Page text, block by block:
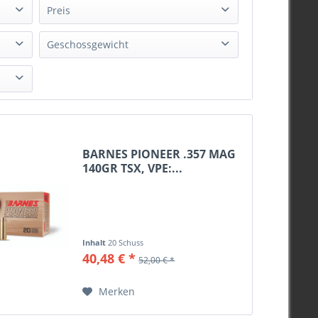
Preis
von10,11 €bis166,69 €
Geschossgewicht
45grs
53grs
60grs
80grs
84grs
88grs
BARNES PIONEER .357 MAG
140GR TSX, VPE:...
Inhalt20 Schuss
40,48 € * 52,00 € *
Merken